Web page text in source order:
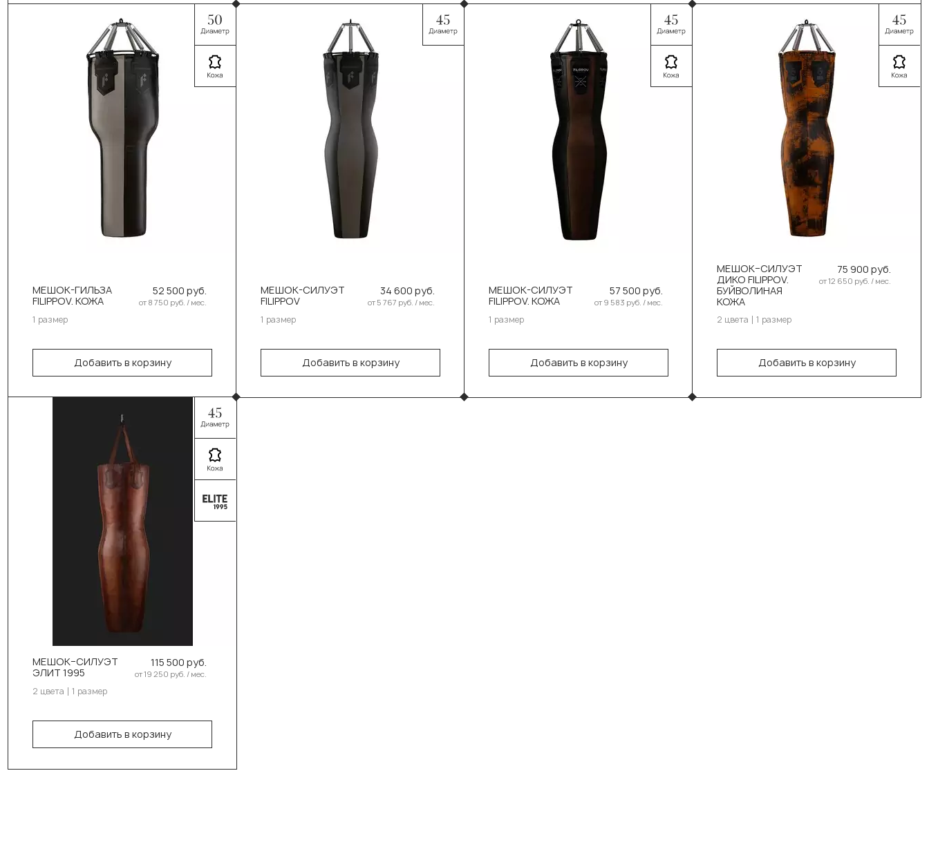
В корзину
МЕШОК-ГИЛЬЗА
FILIPPOV. КОЖА
52 500 руб.
от 8 750 руб. / мес.
1 размер
Добавить в корзину
Выберите размер:
В корзину
МЕШОК-СИЛУЭТ
FILIPPOV
34 600 руб.
от 5 767 руб. / мес.
1 размер
Добавить в корзину
Выберите размер:
В корзину
МЕШОК-СИЛУЭТ
FILIPPOV. КОЖА
57 500 руб.
от 9 583 руб. / мес.
1 размер
Добавить в корзину
Выберите размер:
В корзину
МЕШОК–СИЛУЭТ
ДИКО FILIPPOV.
БУЙВОЛИНАЯ
КОЖА
75 900 руб.
от 12 650 руб. / мес.
2 цвета 1 размер
Добавить в корзину
Выберите цвет:
DIKO черн. оранж
Выберите размер:
150см/50см/55-60кг
МЕШОК–СИЛУЭТ
ЭЛИТ 1995
115 500 руб.
от 19 250 руб. / мес.
2 цвета 1 размер
Добавить в корзину
Выберите цвет:
Чёрный
150см/45см/50кг